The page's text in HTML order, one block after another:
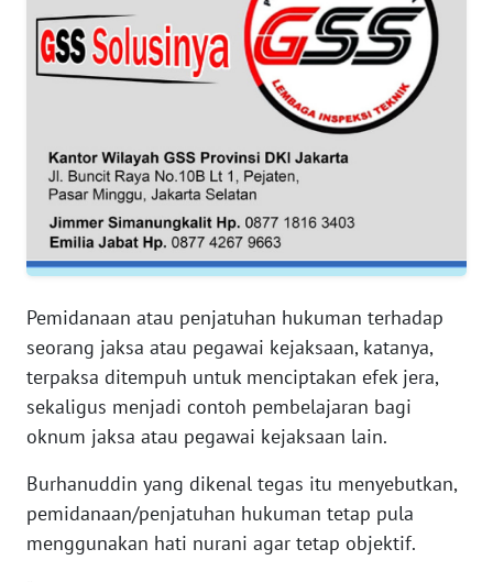
Pemidanaan atau penjatuhan hukuman terhadap
seorang jaksa atau pegawai kejaksaan, katanya,
terpaksa ditempuh untuk menciptakan efek jera,
sekaligus menjadi contoh pembelajaran bagi
oknum jaksa atau pegawai kejaksaan lain.
Burhanuddin yang dikenal tegas itu menyebutkan,
pemidanaan/penjatuhan hukuman tetap pula
menggunakan hati nurani agar tetap objektif.
KEPRI
WN
PAPUA
BARAT
WN
WN
SERAMBI
WN
WN
SULTRA